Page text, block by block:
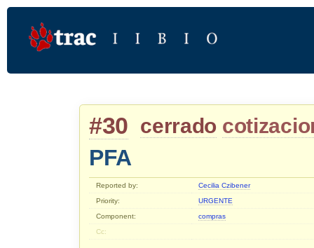
#30 cerrado
PFA
Reported by:
Cecilia Czibener
Priority:
URGENTE
Component:
compras
Cc: